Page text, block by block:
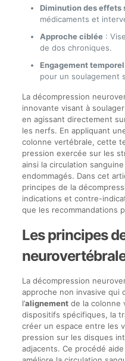
Diminution des effets
médicaments et
Approche ciblée:
de dos chroniques.
Engagement temporel
pour un soulagement
La décompression
innovante visant à
en agissant directement
les nerfs. En appliquant
colonne vertébrale, cette
pression exercée sur les
ainsi la circulation
endommagés. Dans cet
principes de la
indications et contre-
que les recommandations
Les principes
La décompression
approche non invasive qui
l’alignementde la colonne
dispositifs spécifiques, la
créer un espace entre les
pression sur les disques
adjacents. Ce procédé aide